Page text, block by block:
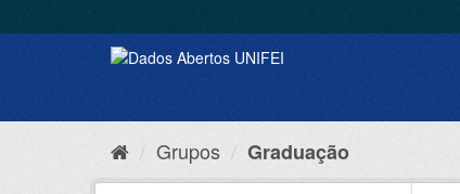
Grupos Graduação